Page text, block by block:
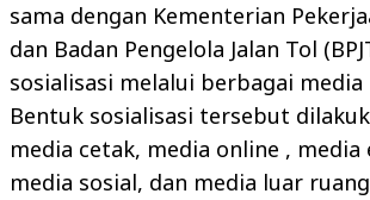
sama dengan Kementerian
dan Badan Pengelola Jalan Tol
sosialisasi melalui berbagai media
Bentuk sosialisasi tersebut
media cetak, media online ,
media sosial, dan media luar